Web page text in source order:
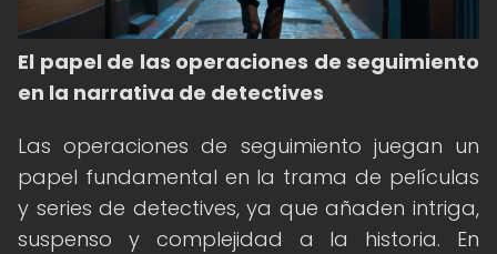
El papel de las operaciones de seguimiento
en la narrativa de detectives
Las operaciones de seguimiento juegan un
papel fundamental en la trama de películas
y series de detectives, ya que añaden intriga,
suspenso y complejidad a la historia. En